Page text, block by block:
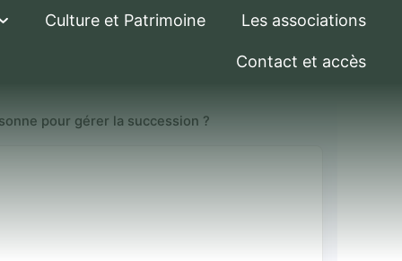
Culture et Patrimoine Les associations
Contact et accès
pour gérer la succession ?
une
?